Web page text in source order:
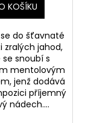
KOŠÍKU
do šťavnaté
zralých jahod,
snoubí s
mentolovým
jenž dodává
příjemný
nádech....